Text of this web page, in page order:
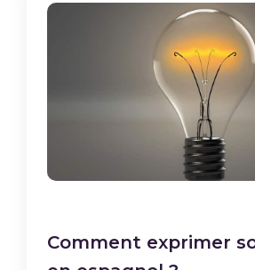
Comment exprimer